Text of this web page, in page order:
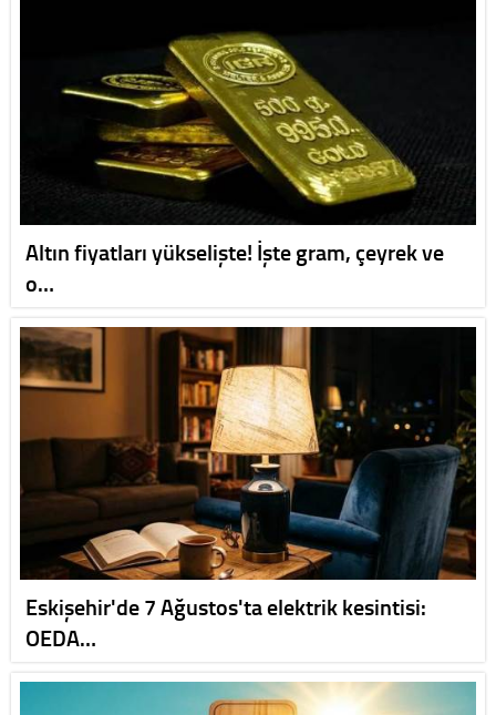
Altın fiyatları yükselişte! İşte gram, çeyrek ve
o…
Eskişehir'de 7 Ağustos'ta elektrik kesintisi:
OEDA…